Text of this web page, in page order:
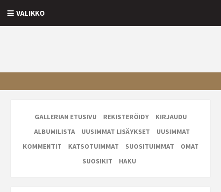
VALIKKO
GALLERIAN ETUSIVU REKISTERÖIDY
KIRJAUDU
ALBUMILISTA
UUSIMMAT LISÄYKSET
UUSIMMAT
KOMMENTIT
KATSOTUIMMAT SUOSITUIMMAT
OMAT
SUOSIKIT
HAKU